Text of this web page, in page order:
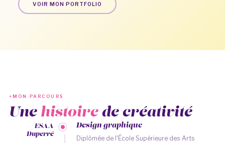
VOIR MON PORTFOLIO
MON PARCOURS
Une histoirede créativité
ESAA
Duperré
Design graphique
Diplômée de l'École Supérieure des Arts